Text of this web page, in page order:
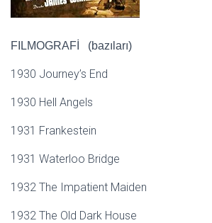
FILMOGRAFİ (bazıları)
1930 Journey’s End
1930 Hell Angels
1931 Frankestein
1931 Waterloo Bridge
1932 The Impatient Maiden
1932 The Old Dark House